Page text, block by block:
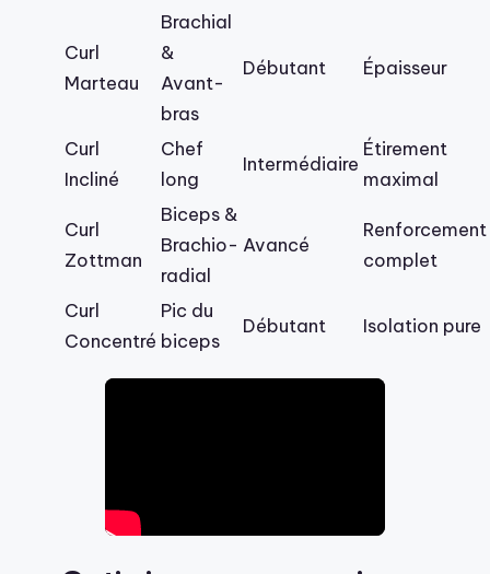
Curl
Marteau
Brachial
&
Avant-
bras
Débutant Épaisseur
Curl
Incliné
Chef
long
Intermédiaire
Étirement
maximal
Curl
Zottman
Biceps &
Brachio-
radial
Avancé
Renforcement
complet
Curl
Concentré
Pic du
biceps
Débutant Isolation pure